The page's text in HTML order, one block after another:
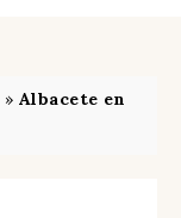
» Albacete en